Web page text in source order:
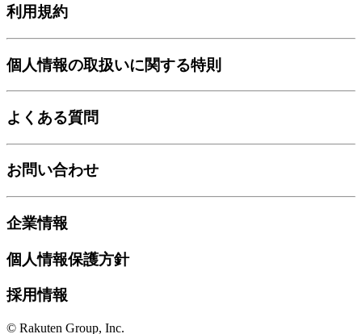
利用規約
個人情報の取扱いに関する特則
よくある質問
お問い合わせ
企業情報
個人情報保護方針
採用情報
© Rakuten Group, Inc.